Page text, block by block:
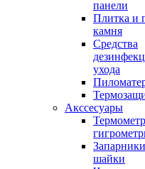
панели
Плитка и
камня
Средства
ухода
Аксcесуары
шайки